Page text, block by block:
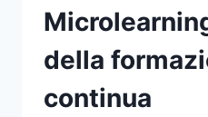
della
continua